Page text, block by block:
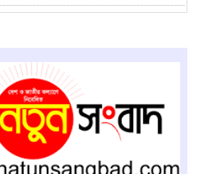
সুস্বাস্থ্যের জন্য সেরা ১২টি হেলথ টিপস
শুক্রবারের আমল